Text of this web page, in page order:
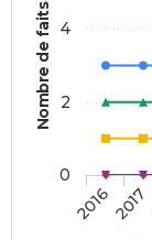
Nombre de faits
20162017
0
2
4